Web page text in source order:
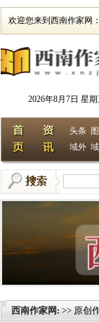
欢迎您来到西南作家网：
2026年8月7日 星期
头条
域外
西南作家网 : >> 原创